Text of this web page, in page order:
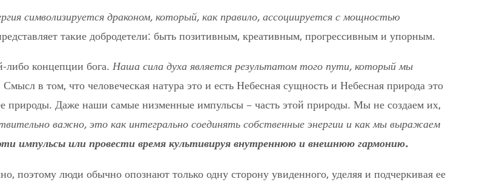
символизируется драконом, который, как правило, ассоциируется с мощностью
такие добродетели: быть позитивным, креативным, прогрессивным и упорным.
либо концепции бога. Наша сила духа является результатом того пути, который мы
Смысл в том, что человеческая натура это и есть Небесная сущность и Небесная природа это
природы. Даже наши самые низменные импульсы – часть этой природы. Мы не создаем их,
важно, это как интегрально соединять собственные энергии и как мы выражаем
импульсы или провести время культивируя внутреннюю и внешнюю гармонию.
поэтому люди обычно опознают только одну сторону увиденного, уделяя и подчеркивая ее